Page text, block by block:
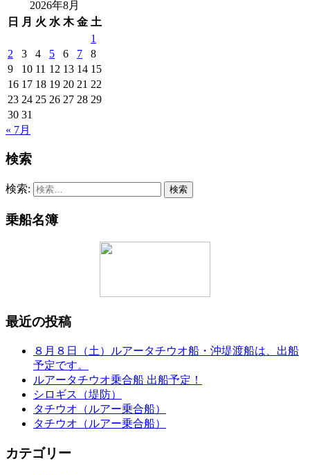
2026年8月
日
月 火 水 木 金 土
1
2
3 4 5 6 7
8
9
10 11 12 13 14 15
16 17 18 19 20 21 22
23 24 25 26 27 28 29
30 31
« 7月
検索
検索:
乗船名簿
最近の投稿
８月８日（土）ルアータチウオ船・沖堤渡船は、出船
予定です。
ルアータチウオ乗合船 出船予定！
シロギス（堤防）
タチウオ（ルアー乗合船）
タチウオ（ルアー乗合船）
カテゴリー